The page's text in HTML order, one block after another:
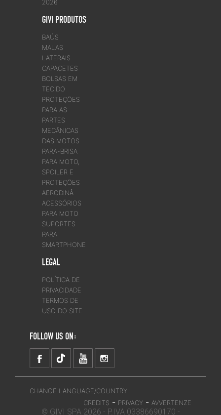
2026
GIVI PRODUTOS
BAÚS
MALAS
LATERAIS
CAPACETES
BOLSAS EM
TECIDO
PROTEÇÕES
PARA AS
PARTES
MECÂNICAS
DAS MOTOS
PARA-BRISA
PARA MOTO,
SPOILER E
PROTEÇÕES
AERODINÂ
ACESSÓRIOS
PARA MOTO
SUPORTES
PARA
SMARTPHONE
LEGAL
POLÍTICA DE
PRIVACIDADE
TERMOS DE
USO DO SITE
FOLLOW US ON:
CHANGE LANGUAGE/COUNTRY
CREDITS - PRIVACY - AVVERTENZE
© GIVI SPA 2026 - P.IVA 03386690170 -